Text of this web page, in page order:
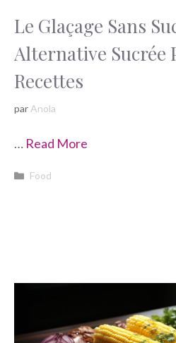
Le Glaçage Sans
Alternative Sucrée
Recettes
par Anola
… Read More
Catégories
Food